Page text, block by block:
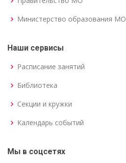
Министерство образования МО
Наши сервисы
Расписание занятий
Библиотека
Секции и кружки
Календарь событий
Мы в соцсетях